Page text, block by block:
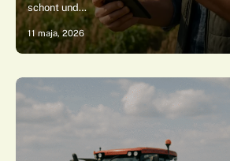
schont und…
11 maja, 2026